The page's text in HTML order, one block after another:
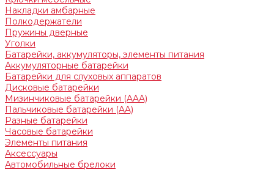
Накладки амбарные
Полкодержатели
Пружины дверные
Уголки
Батарейки, аккумуляторы, элементы питания
Аккумуляторные батарейки
Батарейки для слуховых аппаратов
Дисковые батарейки
Мизинчиковые батарейки (AAA)
Пальчиковые батарейки (AA)
Разные батарейки
Часовые батарейки
Элементы питания
Аксессуары
Автомобильные брелоки